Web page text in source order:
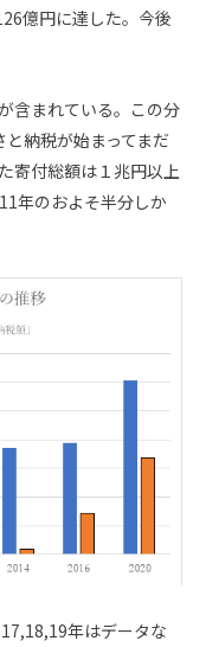
億円に達した。今後
含まれている。この分
納税が始まってまだ
寄付総額は１兆円以上
11年のおよそ半分しか
年はデータな